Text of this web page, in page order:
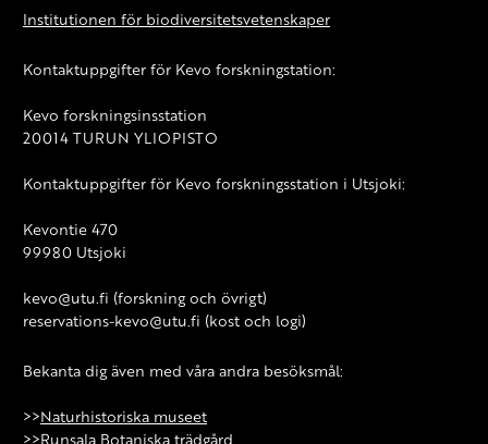
Institutionen för biodiversitetsvetenskaper
Kontaktuppgifter för Kevo forskningstation:
Kevo forskningsinsstation
20014 TURUN YLIOPISTO
Kontaktuppgifter för Kevo forskningsstation i Utsjoki:
Kevontie 470
99980 Utsjoki
kevo@utu.fi (forskning och övrigt)
reservations-kevo@utu.fi (kost och logi)
Bekanta dig även med våra andra besöksmål:
>>Naturhistoriska museet
>>Runsala Botaniska trädgård